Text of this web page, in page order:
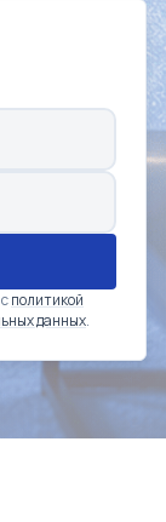
политикой
данных.